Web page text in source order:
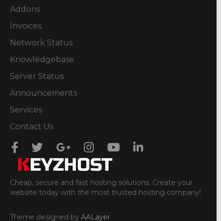
Addons
Invoices
Network Status
Knowledgebase
Server Status
Announcements
Services
Contact Us
Cheap, secure and fast hosting solutions. Create your
website today with the most trusted hosting company!
Theme designed by AALayer